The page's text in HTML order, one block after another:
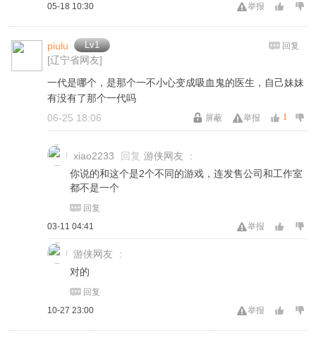
举报
05-18 10:30
piulu Lv1
[辽宁省网友]
回复
一代是哪个，是那个一不小心变成吸血鬼的医生，自己妹妹
有没有了那个一代吗
1
举报
屏蔽
06-25 18:06
xiao2233 回复 游侠网友
:
你说的和这个是2个不同的游戏，连发售公司和工作室
都不是一个
回复
举报
03-11 04:41
游侠网友
:
对的
回复
举报
10-27 23:00